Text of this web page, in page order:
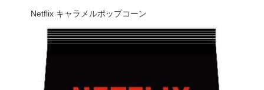
Netflix キャラメルポップコーン